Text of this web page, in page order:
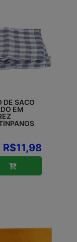
DE SACO
EM
R$11,98